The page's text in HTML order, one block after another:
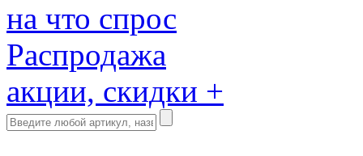
на что спрос
Распродажа
акции, скидки +